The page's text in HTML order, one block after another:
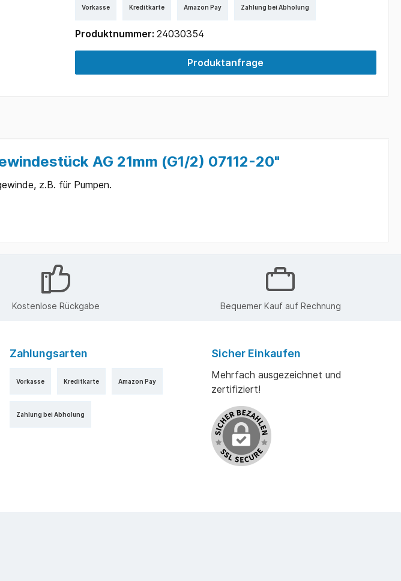
Vorkasse Kreditkarte Amazon Pay Zahlung bei Abholung
Produktnummer: 24030354
Produktanfrage
AG 21mm (G1/2) 07112-20"
z.B. für Pumpen.
Kostenlose Rückgabe Bequemer Kauf auf Rechnung
Zahlungsarten
Vorkasse Kreditkarte Amazon Pay
Zahlung bei Abholung
Sicher Einkaufen
Mehrfach ausgezeichnet und
zertifiziert!